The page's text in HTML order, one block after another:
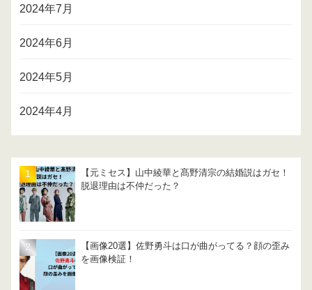
2024年7月
2024年6月
2024年5月
2024年4月
【元ミセス】山中綾華と髙野清宗の結婚説はガセ！
脱退理由は不仲だった？
【画像20選】佐野勇斗は口が曲がってる？顔の歪み
を画像検証！